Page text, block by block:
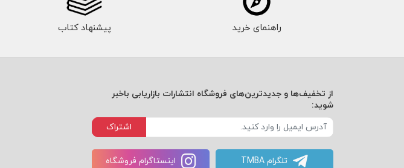
راهنمای خرید پیشنهاد کتاب
از تخفیف‌ها و جدیدترین‌های فروشگاه انتشارات بازاریابی باخبر
شوید:
اشتراک
تلگرام TMBA اینستاگرام فروشگاه